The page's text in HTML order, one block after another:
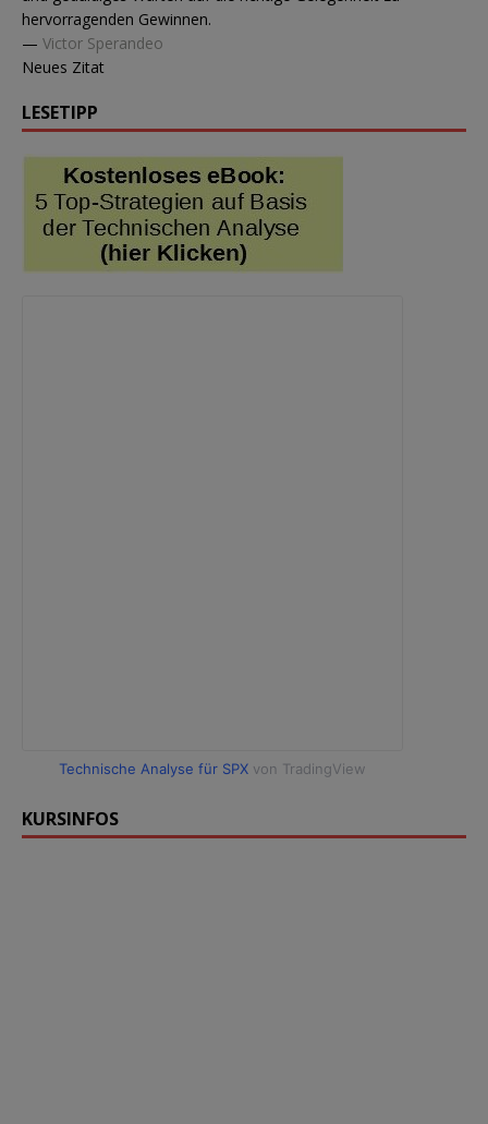
hervorragenden Gewinnen.
— Victor Sperandeo
Neues Zitat
LESETIPP
Technische Analyse für SPX von TradingView
KURSINFOS